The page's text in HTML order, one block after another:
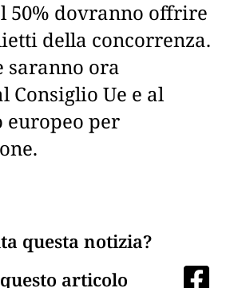
50% dovranno offrire
della concorrenza.
saranno ora
Consiglio Ue e al
europeo per
questa notizia?
articolo